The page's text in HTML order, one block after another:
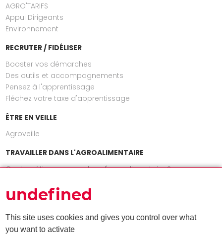
AGRO'TARIFS
Appui Dirigeants
Environnement
RECRUTER / FIDÉLISER
Booster vos démarches
Des outils et accompagnements
Pensez à l'apprentissage
Fléchez votre taxe d'apprentissage
ÊTRE EN VEILLE
Agroveille
TRAVAILLER DANS L'AGROALIMENTAIRE
Quels métiers exercer dans l'agroalimentaire ?
Nos publications
Agenda
undefined
This site uses cookies and gives you control over what
you want to activate